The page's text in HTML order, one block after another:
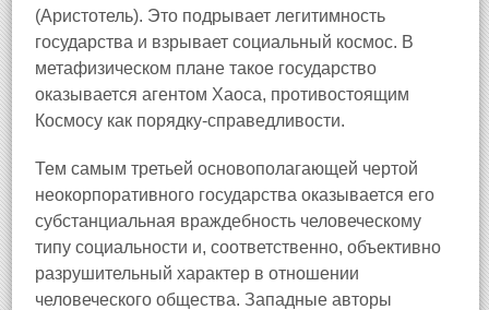
(Аристотель). Это подрывает легитимность
государства и взрывает социальный космос. В
метафизическом плане такое государство
оказывается агентом Хаоса, противостоящим
Космосу как порядку-справедливости.
Тем самым третьей основополагающей чертой
неокорпоративного государства оказывается его
субстанциальная враждебность человеческому
типу социальности и, соответственно, объективно
разрушительный характер в отношении
человеческого общества. Западные авторы